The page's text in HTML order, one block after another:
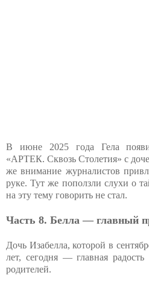
В июне 2025 года Гела
«АРТЕК. Сквозь Столетия» с
же внимание журналистов
руке. Тут же поползли слухи о
на эту тему говорить не стал.
Часть 8. Белла — главный
Дочь Изабелла, которой в
лет, сегодня — главная
родителей.